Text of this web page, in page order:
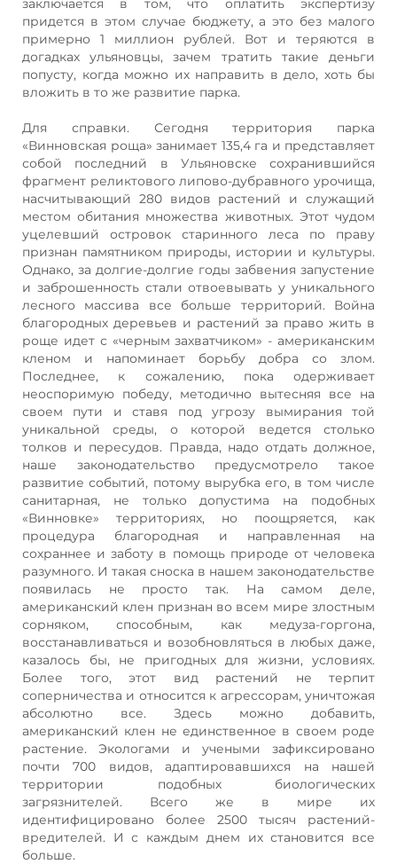
придется в этом случае бюджету, а это без малого
примерно 1 миллион рублей. Вот и теряются в
догадках ульяновцы, зачем тратить такие деньги
попусту, когда можно их направить в дело, хоть бы
вложить в то же развитие парка.
Для справки. Сегодня территория парка
«Винновская роща» занимает 135,4 га и представляет
собой последний в Ульяновске сохранившийся
фрагмент реликтового липово-дубравного урочища,
насчитывающий 280 видов растений и служащий
местом обитания множества животных. Этот чудом
уцелевший островок старинного леса по праву
признан памятником природы, истории и культуры.
Однако, за долгие-долгие годы забвения запустение
и заброшенность стали отвоевывать у уникального
лесного массива все больше территорий. Война
благородных деревьев и растений за право жить в
роще идет с «черным захватчиком» - американским
кленом и напоминает борьбу добра со злом.
Последнее, к сожалению, пока одерживает
неоспоримую победу, методично вытесняя все на
своем пути и ставя под угрозу вымирания той
уникальной среды, о которой ведется столько
толков и пересудов. Правда, надо отдать должное,
наше законодательство предусмотрело такое
развитие событий, потому вырубка его, в том числе
санитарная, не только допустима на подобных
«Винновке» территориях, но поощряется, как
процедура благородная и направленная на
сохраннее и заботу в помощь природе от человека
разумного. И такая сноска в нашем законодательстве
появилась не просто так. На самом деле,
американский клен признан во всем мире злостным
сорняком, способным, как медуза-горгона,
восстанавливаться и возобновляться в любых даже,
казалось бы, не пригодных для жизни, условиях.
Более того, этот вид растений не терпит
соперничества и относится к агрессорам, уничтожая
абсолютно все. Здесь можно добавить,
американский клен не единственное в своем роде
растение. Экологами и учеными зафиксировано
почти 700 видов, адаптировавшихся на нашей
территории подобных биологических
загрязнителей. Всего же в мире их
идентифицировано более 2500 тысяч растений-
вредителей. И с каждым днем их становится все
больше.